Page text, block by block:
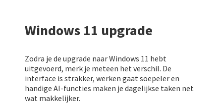
Windows 11 upgrade
Zodra je de upgrade naar Windows 11 hebt
uitgevoerd, merk je meteen het verschil. De
interface is strakker, werken gaat soepeler en
handige AI-functies maken je dagelijkse taken net
wat makkelijker.